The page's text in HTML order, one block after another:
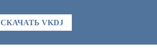
СКАЧАТЬ VKDJ